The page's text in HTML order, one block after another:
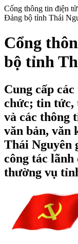
Cổng thông tin điện tử
Đảng bộ tỉnh Thái
Cổng
bộ tỉnh
Cung cấp
chức; tin
và các thông
văn bản, văn
Thái Nguyên
công tác lãnh
thường vụ